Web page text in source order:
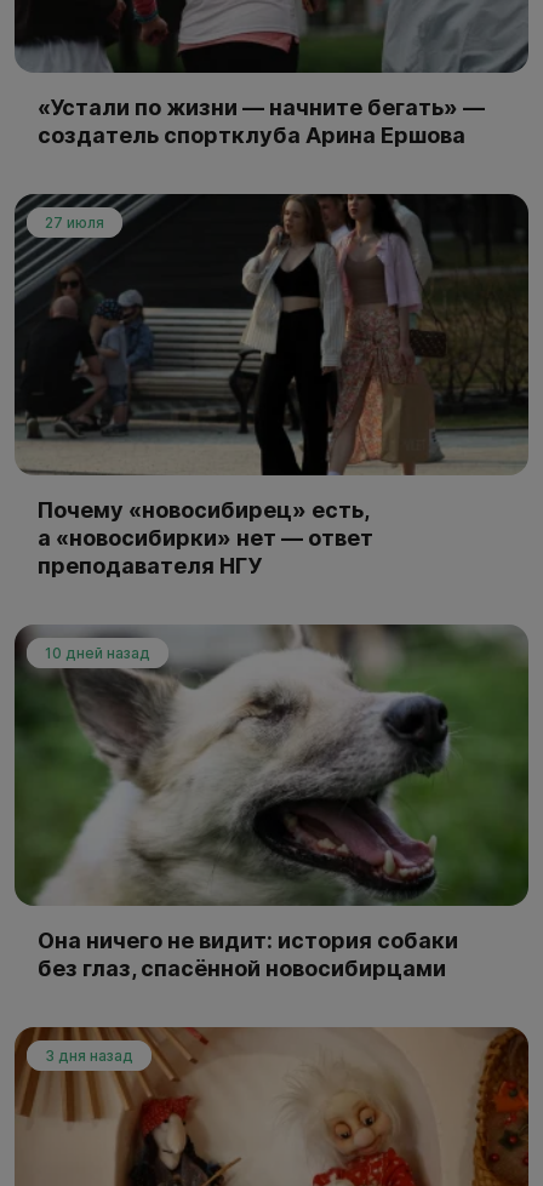
«Устали по жизни — начните бегать» —
создатель спортклуба Арина Ершова
27 июля
Почему «новосибирец» есть,
а «новосибирки» нет — ответ
преподавателя НГУ
10 дней назад
Она ничего не видит: история собаки
без глаз, спасённой новосибирцами
3 дня назад